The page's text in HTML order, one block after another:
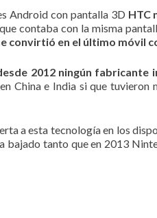
Android con pantalla 3D HTC
contaba con la misma
convirtió en el último móvil
2012 ningún fabricante
China e India si que tuvieron
a esta tecnología en los
bajado tanto que en 2013